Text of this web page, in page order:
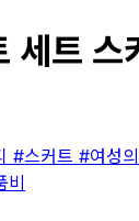
세트
#스커트 #여성
비